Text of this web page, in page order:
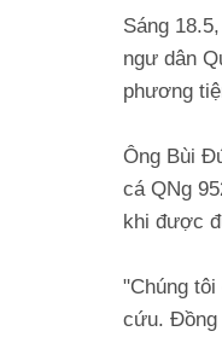
Sáng
ngư dân
phương
Ông Bùi
cá QNg
khi được
"Chúng
cứu. Đồng